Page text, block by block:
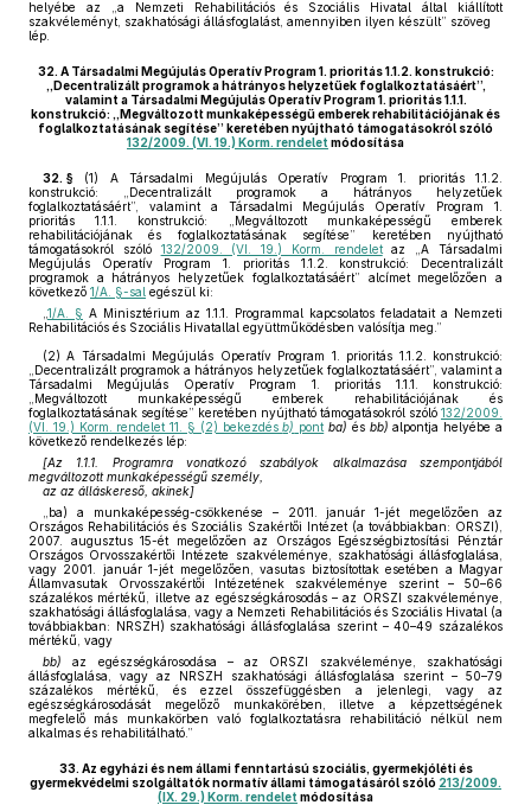
helyébe az „a Nemzeti Rehabilitációs és Szociális Hivatal által kiállított
szakvéleményt, szakhatósági állásfoglalást, amennyiben ilyen készült” szöveg
lép.
32. A Társadalmi Megújulás Operatív Program 1. prioritás 1.1.2. konstrukció:
„Decentralizált programok a hátrányos helyzetűek foglalkoztatásáért”,
valamint a Társadalmi Megújulás Operatív Program 1. prioritás 1.1.1.
konstrukció: „Megváltozott munkaképességű emberek rehabilitációjának és
foglalkoztatásának segítése” keretében nyújtható támogatásokról szóló
132/2009. (VI. 19.) Korm. rendelet módosítása
32. § (1)
A Társadalmi Megújulás Operatív Program 1. prioritás 1.1.2.
konstrukció: „Decentralizált programok a hátrányos helyzetűek
foglalkoztatásáért”, valamint a Társadalmi Megújulás Operatív Program 1.
prioritás 1.1.1. konstrukció: „Megváltozott munkaképességű emberek
rehabilitációjának és foglalkoztatásának segítése” keretében nyújtható
támogatásokról szóló 132/2009. (VI. 19.) Korm. rendeletaz „A Társadalmi
Megújulás Operatív Program 1. prioritás 1.1.2. konstrukció: Decentralizált
programok a hátrányos helyzetűek foglalkoztatásáért” alcímet megelőzően a
következő 1/A. §-sal egészül ki:
1/A. § A Minisztérium az 1.1.1. Programmal kapcsolatos feladatait a Nemzeti
Rehabilitációs és Szociális Hivatallal együttműködésben valósítja meg.”
(2) A Társadalmi Megújulás Operatív Program 1. prioritás 1.1.2. konstrukció:
„Decentralizált programok a hátrányos helyzetűek foglalkoztatásáért”, valamint a
Társadalmi Megújulás Operatív Program 1. prioritás 1.1.1. konstrukció:
„Megváltozott munkaképességű emberek rehabilitációjának és
foglalkoztatásának segítése” keretében nyújtható támogatásokról szóló 132/2009.
(VI. 19.) Korm. rendelet 11. § (2) bekezdésb) pont ba) és bb) alpontja helyébe a
következő rendelkezés lép:
[Az 1.1.1. Programra vonatkozó szabályok alkalmazása szempontjából
megváltozott munkaképességű személy,
az az álláskereső, akinek]
„ba) a munkaképesség-csökkenése – 2011. január 1-jét megelőzően az
Országos Rehabilitációs és Szociális Szakértői Intézet (a továbbiakban: ORSZI),
2007. augusztus 15-ét megelőzően az Országos Egészségbiztosítási Pénztár
Országos Orvosszakértői Intézete szakvéleménye, szakhatósági állásfoglalása,
vagy 2001. január 1-jét megelőzően, vasutas biztosítottak esetében a Magyar
Államvasutak Orvosszakértői Intézetének szakvéleménye szerint – 50–66
százalékos mértékű, illetve az egészségkárosodás – az ORSZI szakvéleménye,
szakhatósági állásfoglalása, vagy a Nemzeti Rehabilitációs és Szociális Hivatal (a
továbbiakban: NRSZH) szakhatósági állásfoglalása szerint – 40–49 százalékos
mértékű, vagy
bb) az egészségkárosodása – az ORSZI szakvéleménye, szakhatósági
állásfoglalása, vagy az NRSZH szakhatósági állásfoglalása szerint – 50–79
százalékos mértékű, és ezzel összefüggésben a jelenlegi, vagy az
egészségkárosodását megelőző munkakörében, illetve a képzettségének
megfelelő más munkakörben való foglalkoztatásra rehabilitáció nélkül nem
alkalmas és rehabilitálható.”
33. Az egyházi és nem állami fenntartású szociális, gyermekjóléti és
gyermekvédelmi szolgáltatók normatív állami támogatásáról szóló 213/2009.
(IX. 29.) Korm. rendelet módosítása